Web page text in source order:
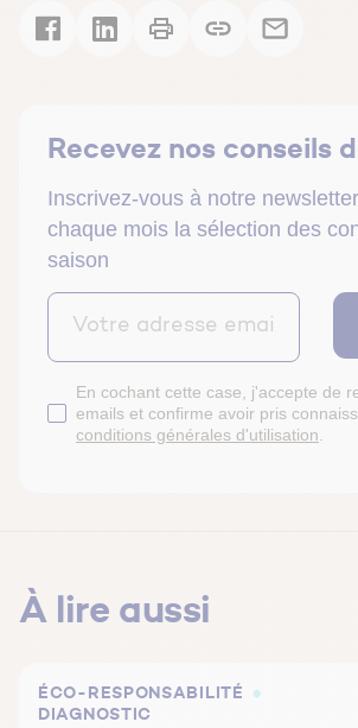
Recevez nos conseils
Inscrivez-vous à notre
chaque mois la sélection des
saison
En cochant cette case, j'accepte de
emails et confirme avoir pris
conditions générales d'utilisation.
À lire aussi
ÉCO-RESPONSABILITÉ
DIAGNOSTIC